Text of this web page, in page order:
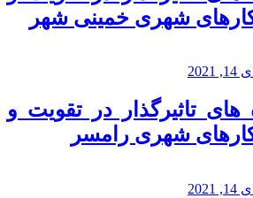
شهری خمینی شهر
تاثیرگذار در تقویت و
شهری رامسر